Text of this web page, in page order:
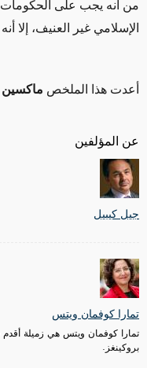
عن المؤلفين
جيل كيبيل
تمارا كوفمان ويتس
تمارا كوفمان ويتس هي زميلة
بروكينغز.
من أنه يجب على الحكومات
الإسلامي غير العنيف، إلا
أعدت هذا الملخص